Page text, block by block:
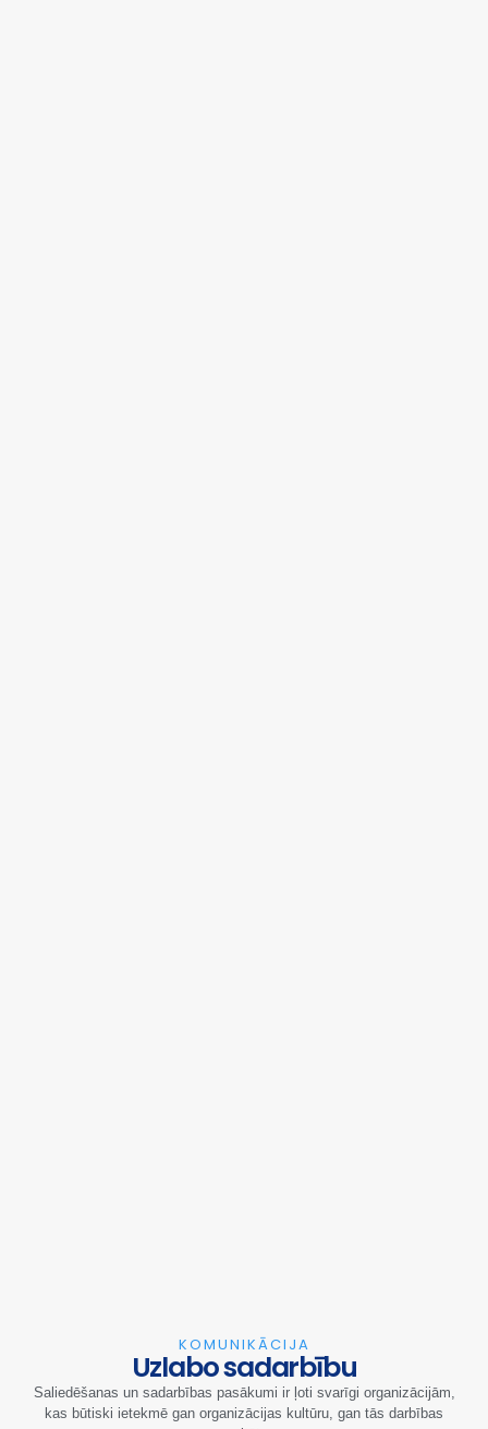
KOMUNIKĀCIJA
Uzlabo sadarbību
Saliedēšanas un sadarbības pasākumi ir ļoti svarīgi organizācijām,
kas būtiski ietekmē gan organizācijas kultūru, gan tās darbības